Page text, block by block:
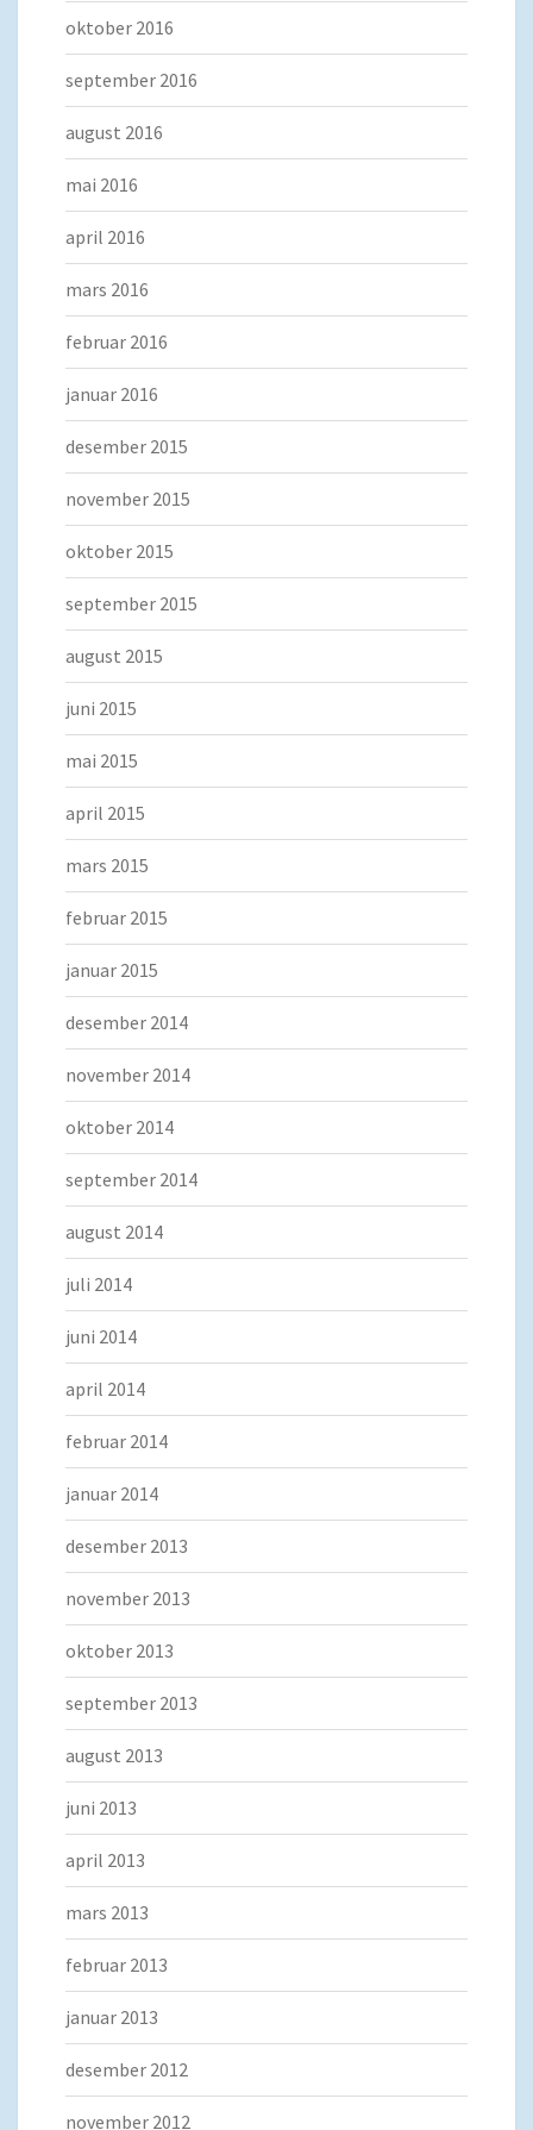
oktober 2016
september 2016
august 2016
mai 2016
april 2016
mars 2016
februar 2016
januar 2016
desember 2015
november 2015
oktober 2015
september 2015
august 2015
juni 2015
mai 2015
april 2015
mars 2015
februar 2015
januar 2015
desember 2014
november 2014
oktober 2014
september 2014
august 2014
juli 2014
juni 2014
april 2014
februar 2014
januar 2014
desember 2013
november 2013
oktober 2013
september 2013
august 2013
juni 2013
april 2013
mars 2013
februar 2013
januar 2013
desember 2012
november 2012